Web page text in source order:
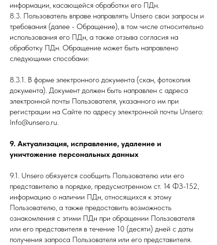
информации, касающейся обработки его ПДн.
8.3. Пользователь вправе направлять Unsero свои запросы и
требования (далее - Обращение), в том числе относительно
использования его ПДн, а также отзыва согласия на
обработку ПДн. Обращение может быть направлено
следующими способами:
8.3.1. В форме электронного документа (скан, фотокопия
документа). Документ должен быть направлен с адреса
электронной почты Пользователя, указанного им при
регистрации на Сайте по адресу электронной почты Unsero:
Info@unsero.ru.
9. Актуализация, исправление, удаление и
уничтожение персональных данных
9.1. Unsero обязуется сообщить Пользователю или его
представителю в порядке, предусмотренном ст. 14 ФЗ-152,
информацию о наличии ПДн, относящихся к этому
Пользователю, а также предоставить возможность
ознакомления с этими ПДн при обращении Пользователя
или его представителя в течение 10 (десяти) дней с даты
получения запроса Пользователя или его представителя.